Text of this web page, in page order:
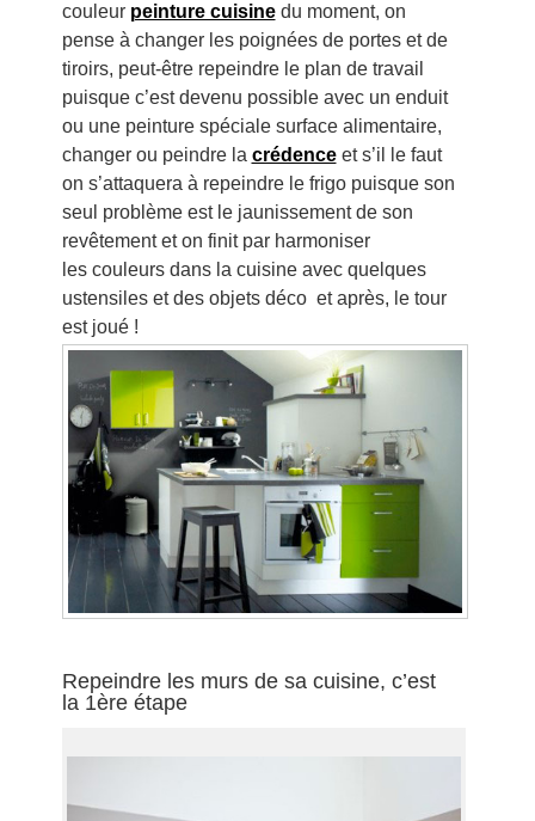
couleur peinture cuisine du moment, on
pense à changer les poignées de portes et de
tiroirs, peut-être repeindre le plan de travail
puisque c’est devenu possible avec un enduit
ou une peinture spéciale surface alimentaire,
changer ou peindre la crédence et s’il le faut
on s’attaquera à repeindre le frigo puisque son
seul problème est le jaunissement de son
revêtement et on finit par harmoniser
les couleurs dans la cuisine avec quelques
ustensiles et des objets déco et après, le tour
est joué !
Repeindre les murs de sa cuisine, c’est
la 1ère étape